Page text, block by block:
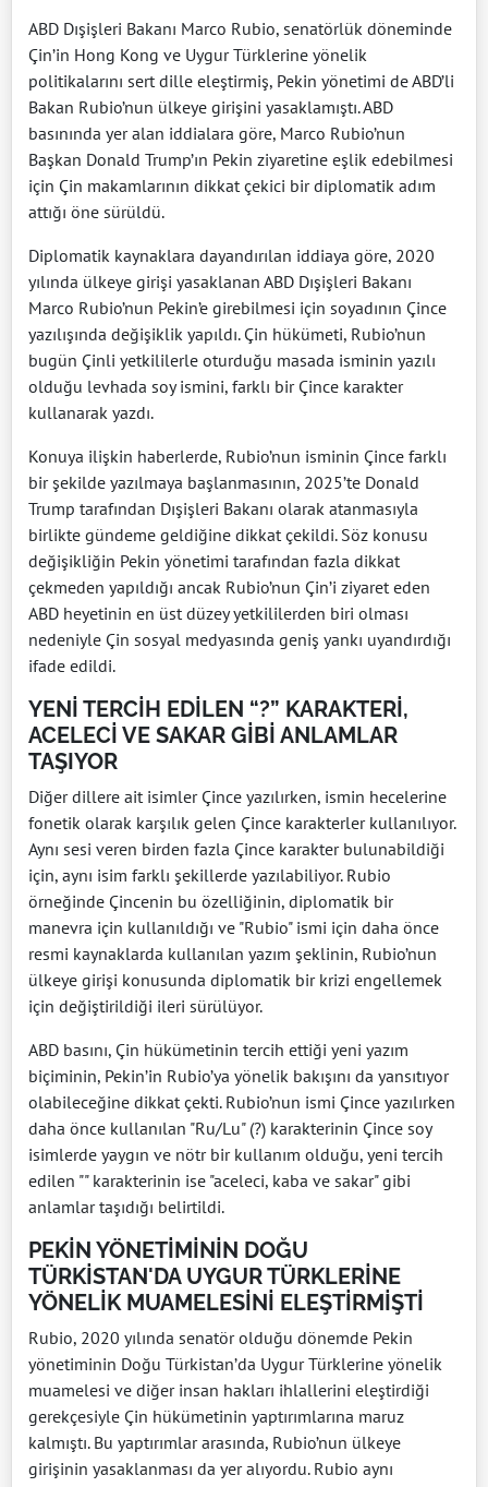
ABD Dışişleri Bakanı Marco Rubio, senatörlük döneminde
Çin’in Hong Kong ve Uygur Türklerine yönelik
politikalarını sert dille eleştirmiş, Pekin yönetimi de ABD’li
Bakan Rubio’nun ülkeye girişini yasaklamıştı. ABD
basınında yer alan iddialara göre, Marco Rubio’nun
Başkan Donald Trump’ın Pekin ziyaretine eşlik edebilmesi
için Çin makamlarının dikkat çekici bir diplomatik adım
attığı öne sürüldü.
Diplomatik kaynaklara dayandırılan iddiaya göre, 2020
yılında ülkeye girişi yasaklanan ABD Dışişleri Bakanı
Marco Rubio’nun Pekin’e girebilmesi için soyadının Çince
yazılışında değişiklik yapıldı. Çin hükümeti, Rubio’nun
bugün Çinli yetkililerle oturduğu masada isminin yazılı
olduğu levhada soy ismini, farklı bir Çince karakter
kullanarak yazdı.
Konuya ilişkin haberlerde, Rubio’nun isminin Çince farklı
bir şekilde yazılmaya başlanmasının, 2025’te Donald
Trump tarafından Dışişleri Bakanı olarak atanmasıyla
birlikte gündeme geldiğine dikkat çekildi. Söz konusu
değişikliğin Pekin yönetimi tarafından fazla dikkat
çekmeden yapıldığı ancak Rubio’nun Çin’i ziyaret eden
ABD heyetinin en üst düzey yetkililerden biri olması
nedeniyle Çin sosyal medyasında geniş yankı uyandırdığı
ifade edildi.
YENİ TERCİH EDİLEN “?” KARAKTERİ,
ACELECİ VE SAKAR GİBİ ANLAMLAR
TAŞIYOR
Diğer dillere ait isimler Çince yazılırken, ismin hecelerine
fonetik olarak karşılık gelen Çince karakterler kullanılıyor.
Aynı sesi veren birden fazla Çince karakter bulunabildiği
için, aynı isim farklı şekillerde yazılabiliyor. Rubio
örneğinde Çincenin bu özelliğinin, diplomatik bir
manevra için kullanıldığı ve "Rubio" ismi için daha önce
resmi kaynaklarda kullanılan yazım şeklinin, Rubio’nun
ülkeye girişi konusunda diplomatik bir krizi engellemek
için değiştirildiği ileri sürülüyor.
ABD basını, Çin hükümetinin tercih ettiği yeni yazım
biçiminin, Pekin’in Rubio’ya yönelik bakışını da yansıtıyor
olabileceğine dikkat çekti. Rubio’nun ismi Çince yazılırken
daha önce kullanılan "Ru/Lu" (?) karakterinin Çince soy
isimlerde yaygın ve nötr bir kullanım olduğu, yeni tercih
edilen "" karakterinin ise "aceleci, kaba ve sakar" gibi
anlamlar taşıdığı belirtildi.
PEKİN YÖNETİMİNİN DOĞU
TÜRKİSTAN'DA UYGUR TÜRKLERİNE
YÖNELİK MUAMELESİNİ ELEŞTİRMİŞTİ
Rubio, 2020 yılında senatör olduğu dönemde Pekin
yönetiminin Doğu Türkistan’da Uygur Türklerine yönelik
muamelesi ve diğer insan hakları ihlallerini eleştirdiği
gerekçesiyle Çin hükümetinin yaptırımlarına maruz
kalmıştı. Bu yaptırımlar arasında, Rubio’nun ülkeye
girişinin yasaklanması da yer alıyordu. Rubio aynı